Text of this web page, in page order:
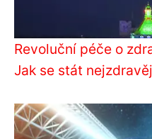
Revoluční péče o
Jak se stát